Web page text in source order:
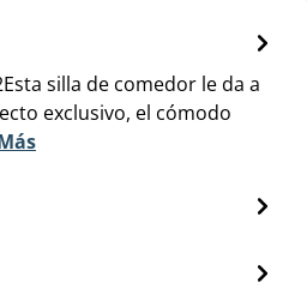
silla de comedor le da a
exclusivo, el cómodo